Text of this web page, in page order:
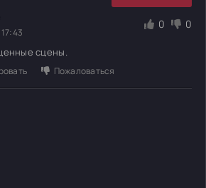
0 0
сцены.
Пожаловаться